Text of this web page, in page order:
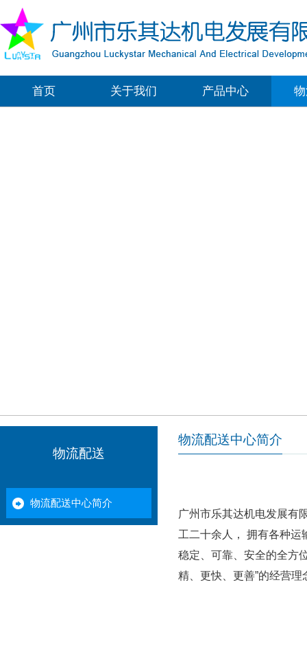
首页 关于我们 产品中心
物流配送
物流配送中心简介
物流配送中心简介
广州市乐其达机电发展有
工二十余人， 拥有各种
稳定、可靠、安全的全方
精、更快、更善”的经营